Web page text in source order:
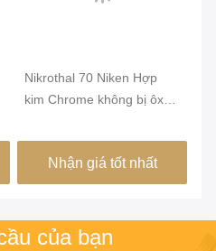
Nikrothal 70 Niken Hợp
kim Chrome không bị ôxy
Nhận giá tốt nhất
của bạn